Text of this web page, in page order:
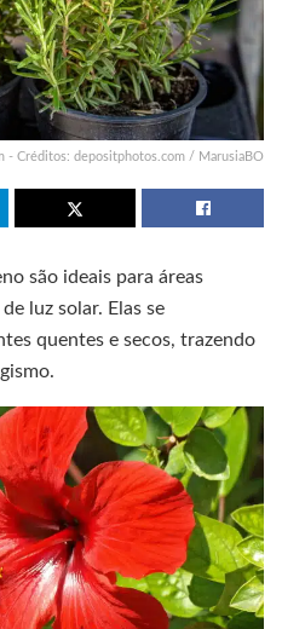
- Créditos: depositphotos.com / MarusiaBO
são ideais para áreas
luz solar. Elas se
quentes e secos, trazendo